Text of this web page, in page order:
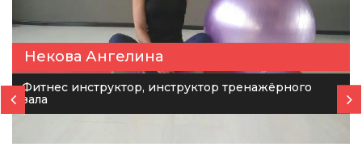
Некова Ангелина
Фитнес инструктор, инструктор тренажёрного
зала